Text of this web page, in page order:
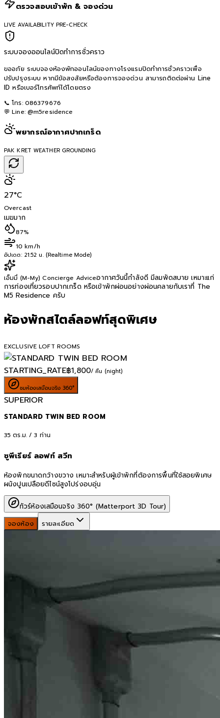
ตรวจสอบเข้าพัก & จองด่วน
LIVE AVAILABILITY PRE-CHECK
ระบบจองออนไลน์ปิดทำการชั่วคราว
ขออภัย ระบบจองห้องพักออนไลน์ของทางโรงแรมปิดทำการชั่วคราวเพื่อ
ปรับปรุงระบบ หากมีข้อสงสัยหรือต้องการจองด่วน สามารถติดต่อผ่าน Line
ID หรือเบอร์โทรศัพท์ได้โดยตรง
📞 โทร: 086379676
💬 Line: @m5residence
พยากรณ์อากาศปากเกร็ด
PAK KRET WEATHER GROUNDING
27°C
Overcast
เมฆมาก
87%
10 km/h
อัปเดต: 21:52 น. (Realtime Mode)
เอ็มมี่ (M-My) Concierge Adviceอากาศวันนี้กำลังดี มีลมพัดสบาย เหมาะแก่
การท่องเที่ยวรอบปากเกร็ด หรือเข้าพักผ่อนอย่างผ่อนคลายกับเราที่ The
M5 Residence ครับ
ห้องพักสไตล์ลอฟท์สุดพิเศษ
EXCLUSIVE LOFT ROOMS
STARTING_RATE฿1,800/ คืน (night)
ชมห้องเสมือนจริง 360°
SUPERIOR
STANDARD TWIN BED ROOM
35 ตร.ม. /3 ท่าน
ซูพีเรียร์ ลอฟท์ สวีท
ห้องพักขนาดกว้างขวาง เหมาะสำหรับผู้เข้าพักที่ต้องการพื้นที่ใช้สอยพิเศษ
ผนังปูนเปลือยดีไซน์สูงโปร่งอบอุ่น
ทัวร์ห้องเสมือนจริง 360° (Matterport 3D Tour)
จองห้อง
รายละเอียด